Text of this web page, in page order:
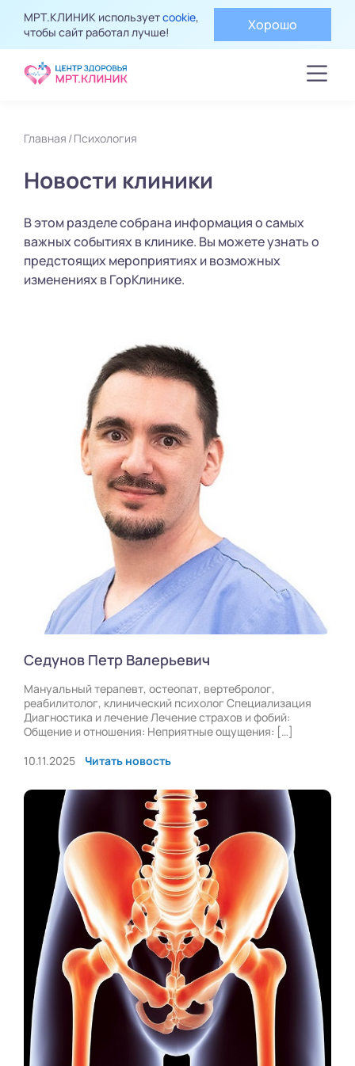
МРТ.КЛИНИК используетcookie,
чтобы сайт работал лучше!
Хорошо
Главная Психология
Новости клиники
В этом разделе собрана информация о самых
важных событиях в клинике. Вы можете узнать о
предстоящих мероприятиях и возможных
изменениях в ГорКлинике.
Седунов Петр Валерьевич
Мануальный терапевт, остеопат, вертебролог,
реабилитолог, клинический психолог Специализация
Диагностика и лечение Лечение страхов и фобий:
Общение и отношения: Неприятные ощущения: […]
10.11.2025
Читать новость